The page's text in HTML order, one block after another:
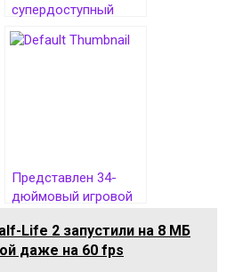
супердоступный
игровой монитор
HKC V2719 за $80
Представлен 34-
дюймовый игровой
Gaming
VG34WQML5A на 250
Life 2 запустили на 8 МБ
даже на 60 fps